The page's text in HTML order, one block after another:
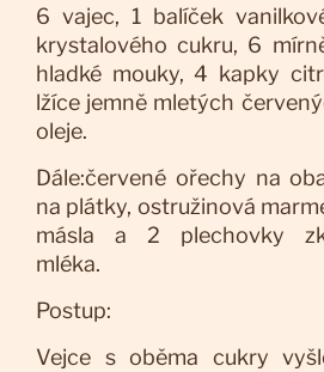
6 vajec, 1 balíček
krystalového cukru, 6
hladké mouky, 4 kapky
lžíce jemně mletých
oleje.
Dále:červené ořechy na
na plátky, ostružinová
másla a 2 plechovky
mléka.
Postup:
Vejce s oběma cukry